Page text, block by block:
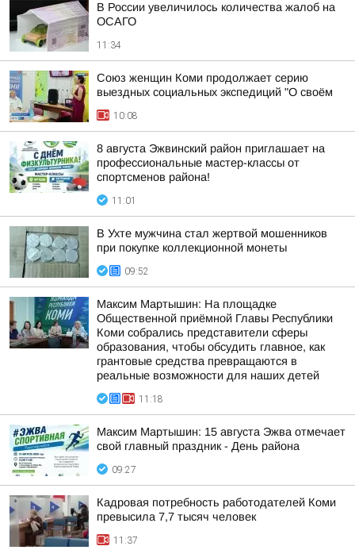
В России увеличилось количества жалоб на
ОСАГО
11:34
Союз женщин Коми продолжает серию
выездных социальных экспедиций "О своём
10:08
8 августа Эжвинский район приглашает на
профессиональные мастер-классы от
спортсменов района!
11:01
В Ухте мужчина стал жертвой мошенников
при покупке коллекционной монеты
09:52
Максим Мартышин: На площадке
Общественной приёмной Главы Республики
Коми собрались представители сферы
образования, чтобы обсудить главное, как
грантовые средства превращаются в
реальные возможности для наших детей
11:18
Максим Мартышин: 15 августа Эжва отмечает
свой главный праздник - День района
09:27
Кадровая потребность работодателей Коми
превысила 7,7 тысяч человек
11:37